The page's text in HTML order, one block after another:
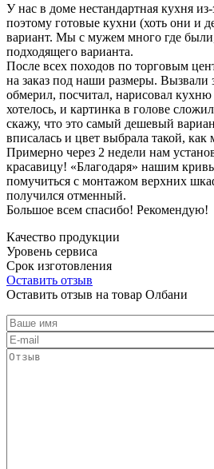
У нас в доме нестандартная кухня
поэтому готовые кухни (хоть они и
вариант. Мы с мужем много где
подходящего варианта.
После всех походов по торговым
на заказ под наши размеры. Вызвали
обмерил, посчитал, нарисовал
хотелось, и картинка в голове
скажу, что это самый дешевый
вписалась и цвет выбрала такой, как
Примерно через 2 недели нам
красавицу! «Благодаря» нашим
помучиться с монтажом верхних
получился отменный.
Большое всем спасибо! Рекомендую!
Качество продукции
Уровень сервиса
Срок изготовления
Оставить отзыв
Оставить отзыв на товар Олбани